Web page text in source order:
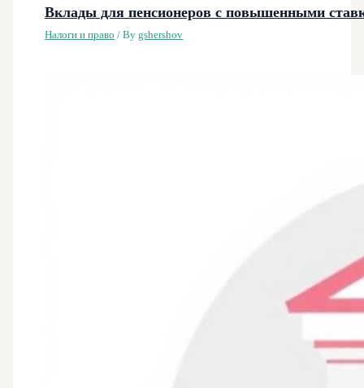
Вклады для пенсионеров с повышенными
Налоги и право / Bygshershov